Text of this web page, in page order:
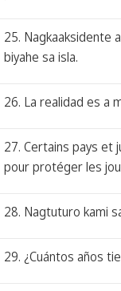
25. Nagkaaksidente
biyahe sa isla.
26. La realidad es a
27. Certains pays et
pour protéger les
28. Nagtuturo kami
29. ¿Cuántos años